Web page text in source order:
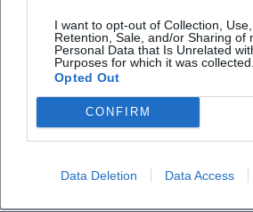
I want to opt-out of Collection, Use,
Retention, Sale, and/or Sharing of
Personal Data that Is Unrelated
Purposes for which it was collected.
Opted Out
CONFIRM
Data Deletion Data Access